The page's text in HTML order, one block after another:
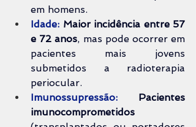
em homens.
Idade: Maior incidência entre 57
e 72 anos, mas pode ocorrer em
pacientes mais jovens
submetidos a radioterapia
periocular.
Imunossupressão:
Pacientes